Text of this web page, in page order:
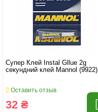
Супер Клей Instal Gllue 2g
секундний клей Mannol (9922)
Оставить отзыв
32 ₴